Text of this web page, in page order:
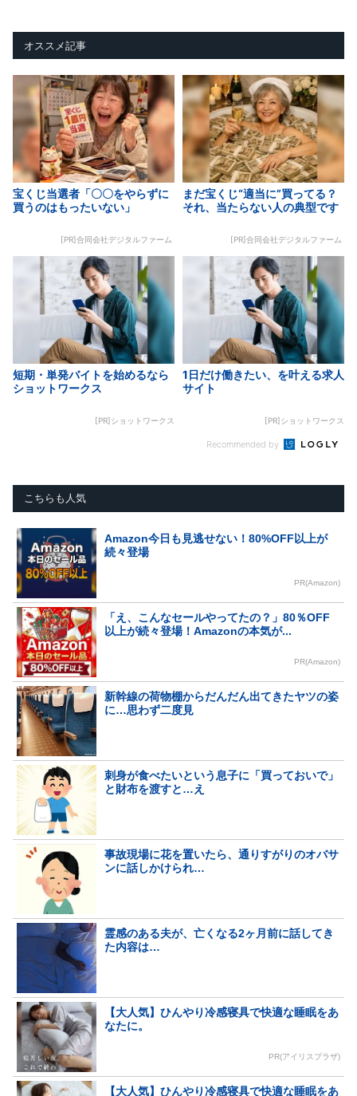
オススメ記事
宝くじ当選者「〇〇をやらずに
買うのはもったいない」
[PR]合同会社デジタルファーム
まだ宝くじ“適当に”買ってる？
それ、当たらない人の典型です
[PR]合同会社デジタルファーム
短期・単発バイトを始めるなら
ショットワークス
[PR]ショットワークス
1日だけ働きたい、を叶える求人
サイト
[PR]ショットワークス
Recommended by
こちらも人気
Amazon今日も見逃せない！80%OFF以上が
続々登場
PR(Amazon)
「え、こんなセールやってたの？」80％OFF
以上が続々登場！Amazonの本気が...
PR(Amazon)
新幹線の荷物棚からだんだん出てきたヤツの姿
に…思わず二度見
刺身が食べたいという息子に「買っておいで」
と財布を渡すと…え
事故現場に花を置いたら、通りすがりのオバサ
ンに話しかけられ…
霊感のある夫が、亡くなる2ヶ月前に話してき
た内容は…
【大人気】ひんやり冷感寝具で快適な睡眠をあ
なたに。
PR(アイリスプラザ)
【大人気】ひんやり冷感寝具で快適な睡眠をあ